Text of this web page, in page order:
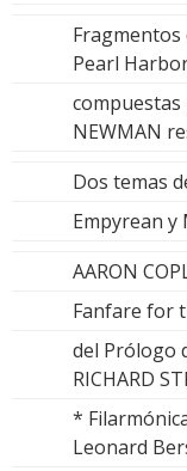
Fragmentos
Pearl
compuestas
NEWMAN
Dos temas
Empyrean y
AARON
Fanfare for
del Prólogo
RICHARD
*
Leonard